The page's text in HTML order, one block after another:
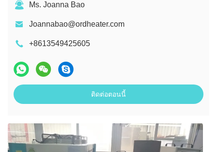
Ms. Joanna Bao
Joannabao@ordheater.com
+8613549425605
ติดต่อตอนนี้